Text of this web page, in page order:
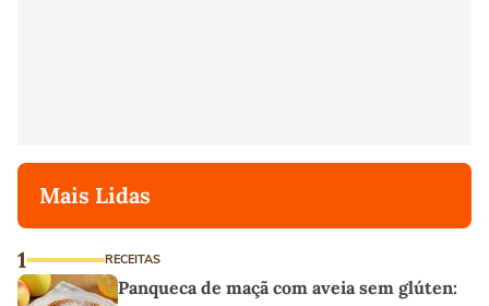
Mais Lidas
1 RECEITAS
Panqueca de maçã com aveia sem glúten: